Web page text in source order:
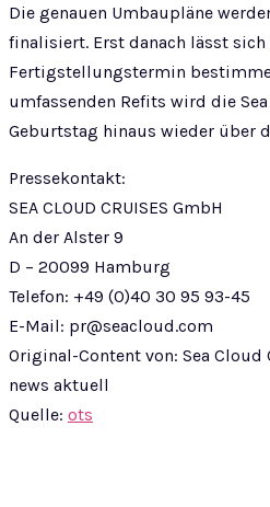
Die genauen Umbaupläne
finalisiert. Erst danach lässt
Fertigstellungstermin
umfassenden Refits wird die
Geburtstag hinaus wieder über
Pressekontakt:
SEA CLOUD CRUISES GmbH
An der Alster 9
D – 20099 Hamburg
Telefon: +49 (0)40 30 95 93-45
E-Mail: pr@seacloud.com
Original-Content von: Sea
news aktuell
Quelle: ots